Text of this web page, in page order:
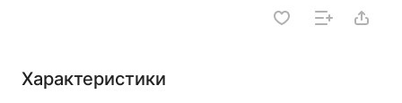
Характеристики